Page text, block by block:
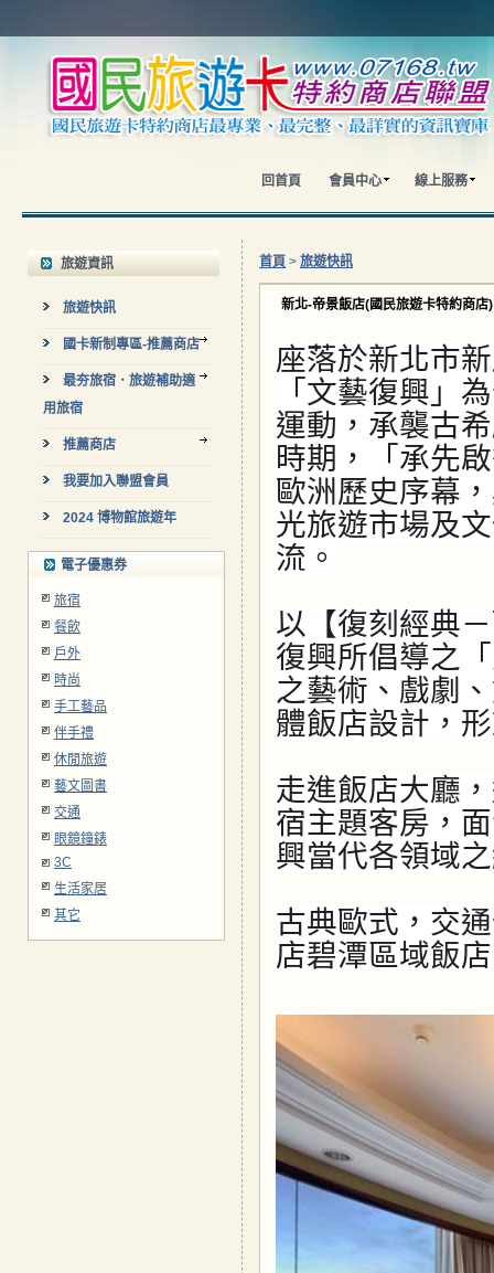
回首頁 會員中心 線上服務
旅遊資訊
旅遊快訊
國卡新制專區-推薦商店
最夯旅宿．旅遊補助適
用旅宿
推薦商店
我要加入聯盟會員
2024 博物館旅遊年
電子優惠券
旅宿
餐飲
戶外
時尚
手工藝品
伴手禮
休閒旅遊
藝文圖書
交通
眼鏡鐘錶
3C
生活家居
其它
首頁 > 旅遊快訊
新北-帝景飯店(國民旅遊卡特約商店)
座落於新北市
「文藝復興」
運動，承襲古
時期，「承先
歐洲歷史序幕
光旅遊市場及
流。
以【復刻經典
復興所倡導之
之藝術、戲劇
體飯店設計，
走進飯店大廳
宿主題客房，
興當代各領域
古典歐式，交
店碧潭區域飯